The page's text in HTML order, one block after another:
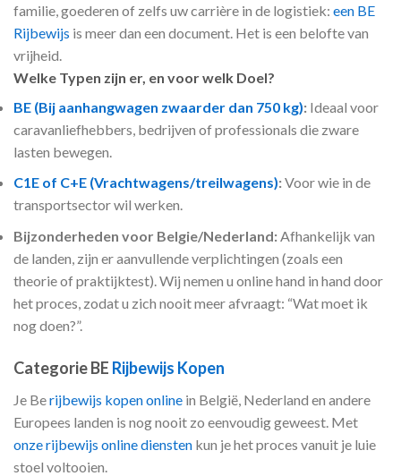
familie, goederen of zelfs uw carrière in de logistiek: een BE
Rijbewijs is meer dan een document. Het is een belofte van
vrijheid.
Welke Typen zijn er, en voor welk Doel?
BE (Bij aanhangwagen zwaarder dan 750 kg): Ideaal voor
caravanliefhebbers, bedrijven of professionals die zware
lasten bewegen.
C1E of C+E (Vrachtwagens/treilwagens):Voor wie in de
transportsector wil werken.
Bijzonderheden voor Belgie/Nederland:Afhankelijk van
de landen, zijn er aanvullende verplichtingen (zoals een
theorie of praktijktest). Wij nemen u online hand in hand door
het proces, zodat u zich nooit meer afvraagt: “Wat moet ik
nog doen?”.
Categorie BE Rijbewijs Kopen
Je Berijbewijs kopen online in België, Nederland en andere
Europees landen is nog nooit zo eenvoudig geweest. Met
onze rijbewijs online diensten kun je het proces vanuit je luie
stoel voltooien.